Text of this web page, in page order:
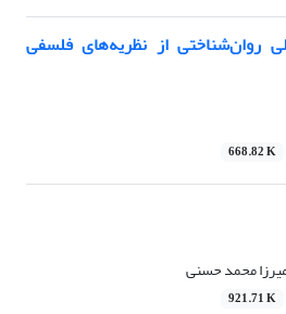
روان‌شناختی از نظریه‌های فلسفی
668.82 K
محمد حسنی
921.71 K